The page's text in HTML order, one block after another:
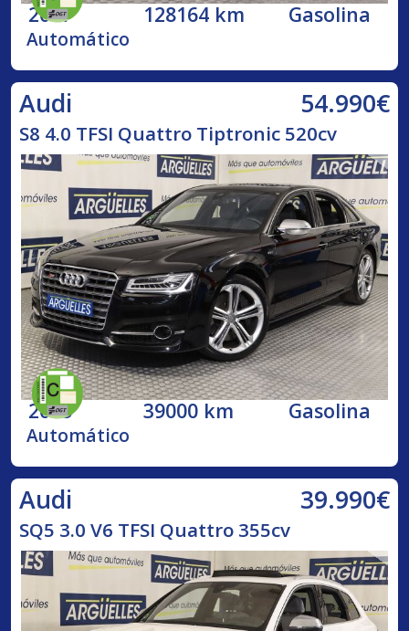
2017 128164 km Gasolina
Automático
Audi 54.990€
S8 4.0 TFSI Quattro Tiptronic 520cv
2015 39000 km Gasolina
Automático
Audi 39.990€
SQ5 3.0 V6 TFSI Quattro 355cv